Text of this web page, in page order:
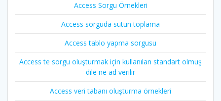
Access Sorgu Örnekleri
Access sorguda sütun toplama
Access tablo yapma sorgusu
Access te sorgu oluşturmak için kullanılan standart olmuş
dile ne ad verilir
Access veri tabanı oluşturma örnekleri